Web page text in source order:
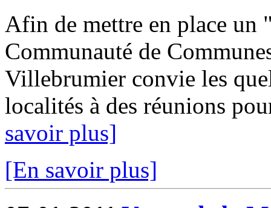
Afin de mettre en place un
Communauté de
Villebrumier convie les
localités à des réunions
savoir plus]
[En savoir plus]